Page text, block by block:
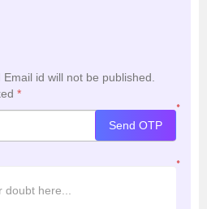
id will not be published.
*
*
Send OTP
*